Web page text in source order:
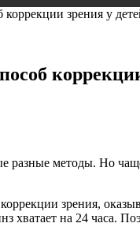
зрения у
разные методы. Но
зрения,
на 24 часа.